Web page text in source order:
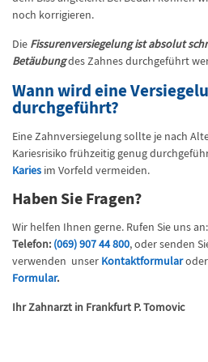
noch korrigieren.
Die Fissurenversiegelung ist absolut
Betäubungdes Zahnes durchgeführt
Wann wird eine
durchgeführt?
Eine Zahnversiegelung sollte je nach
Kariesrisiko frühzeitig genug
Karies im Vorfeld vermeiden.
Haben Sie Fragen?
Wir helfen Ihnen gerne. Rufen Sie uns an:
Telefon: (069) 907 44 800, oder senden
verwenden unser Kontaktformularoder
Formular.
Ihr Zahnarzt in Frankfurt P. Tomovic